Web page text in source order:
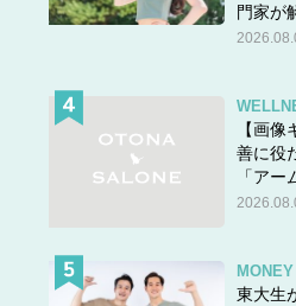
5月に入ると急に慌ただしくな
やれるだけのことをしておきま
上げやすい好調月。周囲とのつ
ると良い流れが作れるはずです
門家が
【画
善に役
「ア
MONEY
東大生